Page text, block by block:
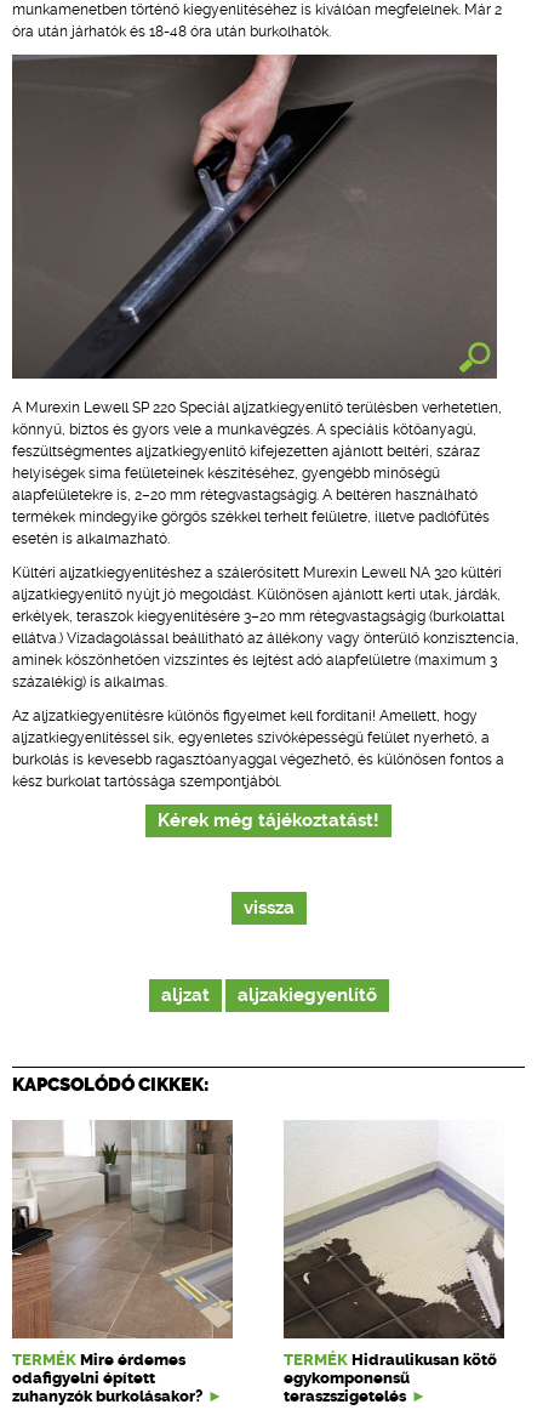
munkamenetben történő kiegyenlítéséhez is kiválóan megfelelnek. Már 2
óra után járhatók és 18-48 óra után burkolhatók.
A Murexin Lewell SP 220 Speciál aljzatkiegyenlítő terülésben verhetetlen,
könnyű, biztos és gyors vele a munkavégzés. A speciális kötőanyagú,
feszültségmentes aljzatkiegyenlítő kifejezetten ajánlott beltéri, száraz
helyiségek sima felületeinek készítéséhez, gyengébb minőségű
alapfelületekre is, 2–20 mm rétegvastagságig. A beltéren használható
termékek mindegyike görgős székkel terhelt felületre, illetve padlófűtés
esetén is alkalmazható.
Kültéri aljzatkiegyenlítéshez a szálerősített Murexin Lewell NA 320 kültéri
aljzatkiegyenlítő nyújt jó megoldást. Különösen ajánlott kerti utak, járdák,
erkélyek, teraszok kiegyenlítésére 3–20 mm rétegvastagságig (burkolattal
ellátva.) Vízadagolással beállítható az állékony vagy önterülő konzisztencia,
aminek köszönhetően vízszintes és lejtést adó alapfelületre (maximum 3
százalékig) is alkalmas.
Az aljzatkiegyenlítésre különös figyelmet kell fordítani! Amellett, hogy
aljzatkiegyenlítéssel sík, egyenletes szívóképességű felület nyerhető, a
burkolás is kevesebb ragasztóanyaggal végezhető, és különösen fontos a
kész burkolat tartóssága szempontjából.
Kérek még tájékoztatást!
vissza
aljzat aljzakiegyenlítő
KAPCSOLÓDÓ CIKKEK:
TERMÉK Mire érdemes
odafigyelni épített
zuhanyzók burkolásakor?
TERMÉK Hidraulikusan kötő
egykomponensű
teraszszigetelés